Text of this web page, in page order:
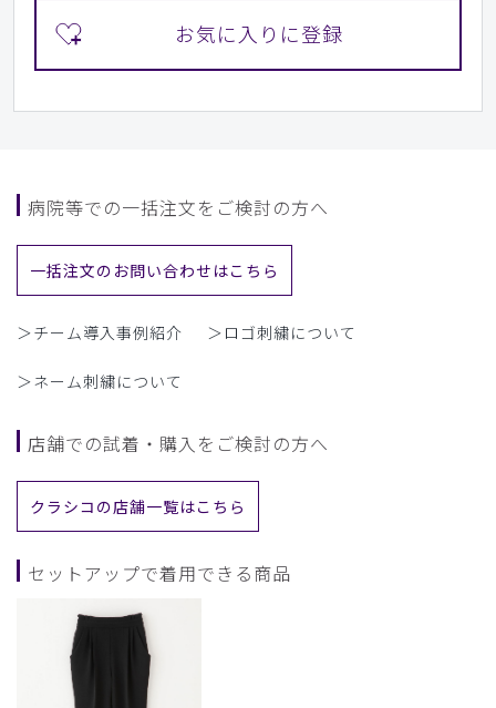
病院等での一括注文をご検討の方へ
一括注文のお問い合わせはこちら
＞チーム導入事例紹介 ＞ロゴ刺繍について
＞ネーム刺繍について
店舗での試着・購入をご検討の方へ
クラシコの店舗一覧はこちら
セットアップで着用できる商品